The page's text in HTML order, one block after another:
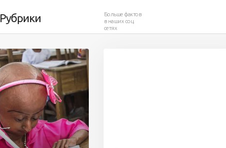
Рубрики
Больше фактов
в наших соц.
сетях